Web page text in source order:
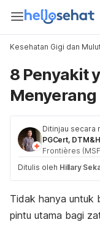
Kesehatan Gigi dan
8 Penyakit
Ditinjau secara
PGCert,
Frontières
Ditulis oleh Hillary
Tidak hanya untuk
pintu utama bagi